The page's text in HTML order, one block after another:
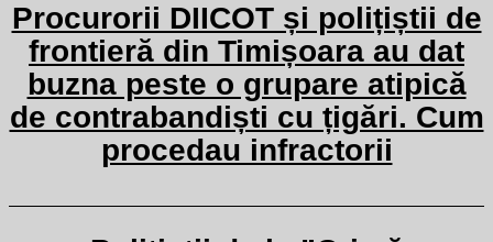
Procurorii DIICOT și polițiștii de
frontieră din Timișoara au dat
buzna peste o grupare atipică
de contrabandiști cu țigări. Cum
procedau infractorii